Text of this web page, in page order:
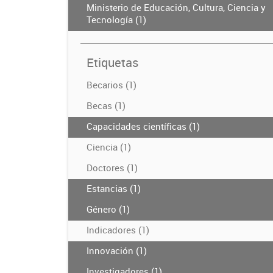
Ministerio de Educación, Cultura, Ciencia y
Tecnología (1)
Etiquetas
Becarios (1)
Becas (1)
Capacidades científicas (1)
Ciencia (1)
Doctores (1)
Estancias (1)
Género (1)
Indicadores (1)
Innovación (1)